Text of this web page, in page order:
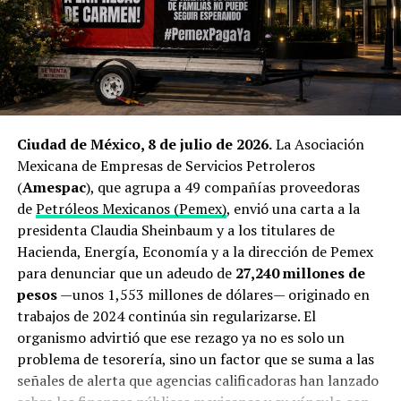
Qué está en juego: el peso
económico y energético del
estrecho de Ormuz
punto más angosto y separa las costas de Irán y Omán
Se trata del único acceso marítimo desde el Golfo
Pérsico hacia mar abierto y, en condiciones normales,
por ahí transitaba cerca de una quinta parte del
petróleo transportado por vía marítima a escala global,
además de un porcentaje significativo del gas natural
licuado producido por Arabia Saudita, Emiratos Árabes
Unidos, Irak y Catar con destino principal a Asia, de
acuerdo con estimaciones de laAdministración de
Información Energética de Estados Unidos.
Desde finales de febrero, ese flujo se ha visto
producción mexicana.
El cierre de Ormuz dispara la
búsqueda de proveedores
alternativos
El origen de esta operación está directamente ligado a la
guerra que estalló a finales de febrero de 2026 entre
Estados Unidos, Israel e Irán. El bloqueo del estrecho de
Ormuz —ruta por la que transita aproximadamente una
quinta parte de la demanda mundial de crudo— provocó
un repunte superior al 22% interanual en los precios del
petróleo Brenty encendió las alarmas en Tokio.
Antes del conflicto, Japón dependía de Medio Oriente
para cerca del 94% de sus importaciones petroleras, y
hasta un 70% de todo su suministro debía transitar
Ciudad de México, 8 de julio de 2026.La Asociación
Mexicana de Empresas de Servicios Petroleros
(Amespac), que agrupa a 49 compañías proveedoras
dePetróleos Mexicanos (Pemex), envió una carta a la
presidenta Claudia Sheinbaum y a los titulares de
Hacienda, Energía, Economía y a la dirección de Pemex
para denunciar que un adeudo de 27,240 millones de
pesos—unos 1,553 millones de dólares— originado en
trabajos de 2024 continúa sin regularizarse. El
organismo advirtió que ese rezago ya no es solo un
problema de tesorería, sino un factor que se suma a las
señales de alerta que agencias calificadoras han lanzado